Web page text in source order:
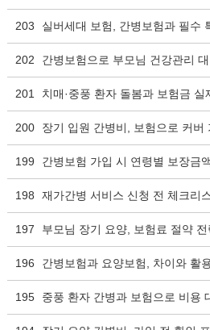
203 실버세대 보험, 간병보험과 필수
202 간병보험으로 부모님 건강관리 대
201 치매·중풍 환자 돌봄과 보험금 실
200 장기 입원 간병비, 보험으로 커버
199 간병보험 가입 시 연령별 보장금
198 재가간병 서비스 신청 전 체크리
197 부모님 장기 요양, 보험료 절약 전
196 간병보험과 요양보험, 차이와 활
195 중풍 환자 간병과 보험으로 비용